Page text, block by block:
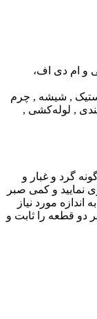
و ام دی اف،
, شیشه , چرم
, لوله‌کشی ,
گرد و غبار و
نمایید و کمی صبر
مورد نیاز
دو قطعه را ثابت و